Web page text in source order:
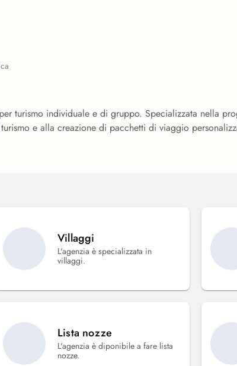
turismo individuale e di gruppo. Specializzata nella
turismo e alla creazione di pacchetti di viaggio
Villaggi
L'agenzia è specializzata in
villaggi.
Lista nozze
L'agenzia è diponibile a fare lista
nozze.